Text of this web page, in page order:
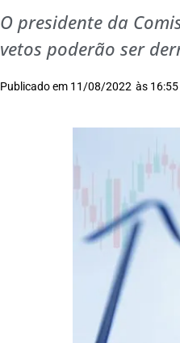
O presidente da
vetos poderão ser
Publicado em 11/08/2022 às 16:55